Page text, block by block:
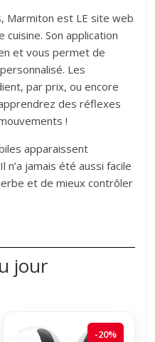
Marmiton est LE site web
cuisine. Son application
et vous permet de
Les
par prix, ou encore
des réflexes
!
apparaissent
jamais été aussi facile
et de mieux contrôler
jour
-20%